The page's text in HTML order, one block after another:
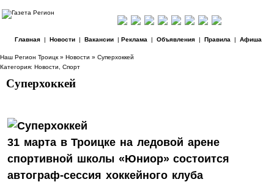
Главная| Новости| Вакансии| Реклама | Объявления| Правила | Афиша
Наш Регион Троицк » Новости » Суперхоккей
Категория: Новости Спорт
Суперхоккей
31 марта в Троицке на ледовой арене
спортивной школы «Юниор» состоится
автограф-сессия хоккейного клуба